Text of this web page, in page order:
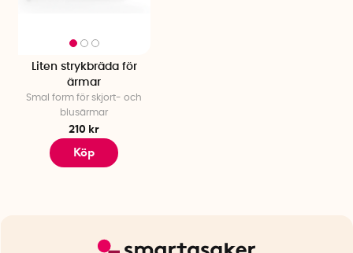
Liten strykbräda för
ärmar
Smal form för skjort- och
blusärmar
210 kr
Köp